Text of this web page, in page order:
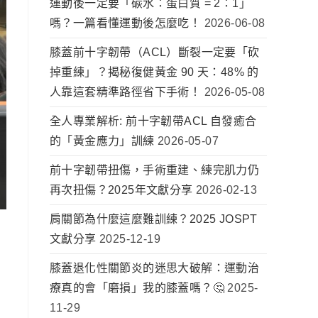
運動後一定要「碳水：蛋白質 = 2：1」
嗎？一篇看懂運動後怎麼吃！
2026-06-08
膝蓋前十字韌帶（ACL）斷裂一定要「砍
掉重練」？揭秘復健黃金 90 天：48% 的
人靠這套精準路徑省下手術！
2026-05-08
全人專業解析: 前十字韌帶ACL 自發癒合
的「黃金應力」訓練 2026-05-07
前十字韌帶扭傷，手術重建、練完肌力仍
再次扭傷？2025年文獻分享 2026-02-13
肩關節為什麼這麼難訓練？2025 JOSPT
文獻分享 2025-12-19
膝蓋退化性關節炎的迷思大破解：運動治
療真的會「磨損」我的膝蓋嗎？🤔 2025-
11-29